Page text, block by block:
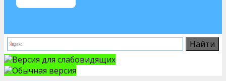
Версия для слабовидящих
Обычная версия